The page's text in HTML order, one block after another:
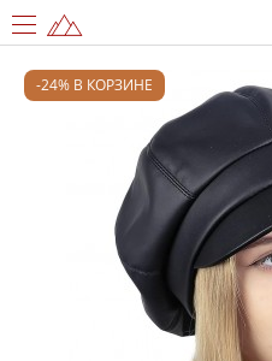
-24% В КОРЗИНЕ